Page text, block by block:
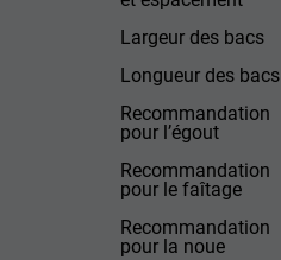
Largeur des bacs
Longueur des bacs
Recommandation
pour l’égout
Recommandation
pour le faîtage
Recommandation
pour la noue